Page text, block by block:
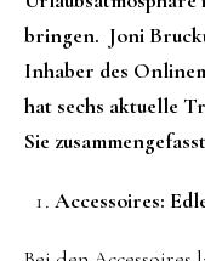
bringen. Joni
Inhaber des
hat sechs aktuelle
Sie
Accessoires: